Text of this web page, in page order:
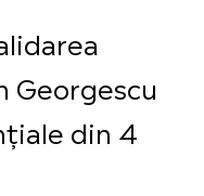
Georgescu
din 4